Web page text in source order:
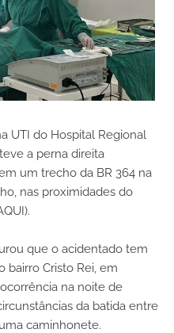
UTI do Hospital Regional
a perna direita
um trecho da BR 364 na
nas proximidades do
que o acidentado tem
bairro Cristo Rei, em
na noite de
da batida entre
caminhonete.